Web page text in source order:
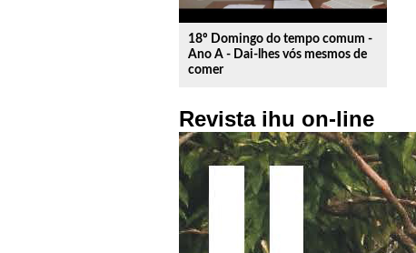
18º Domingo do tempo comum -
Ano A - Dai-lhes vós mesmos de
comer
Revista ihu on-line